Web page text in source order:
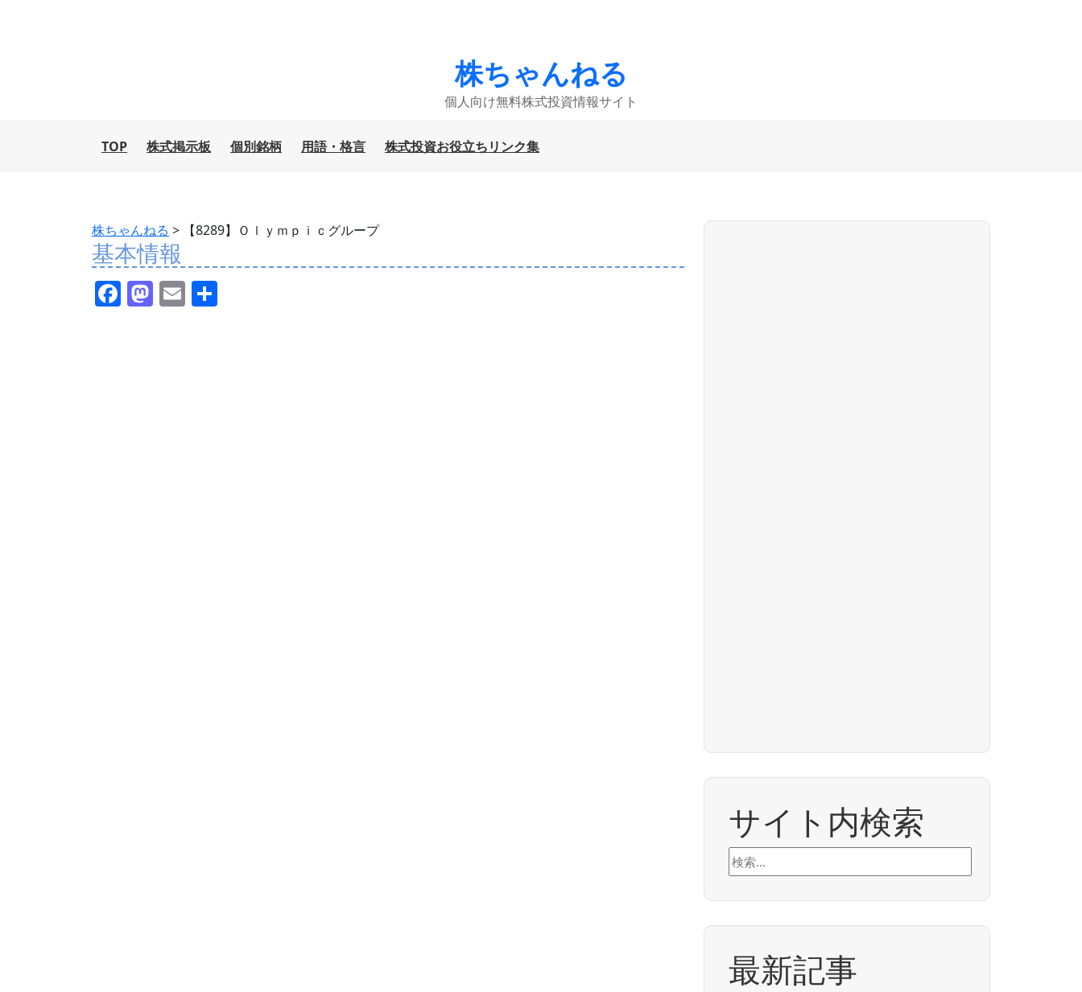
株ちゃんねる
個人向け無料株式投資情報サイト
TOP 株式掲示板 個別銘柄 用語・格言 株式投資お役立ちリンク集
株ちゃんねる > 【8289】Ｏｌｙｍｐｉｃグループ
基本情報
F M E
サイト内検索
検
索:
最新記事